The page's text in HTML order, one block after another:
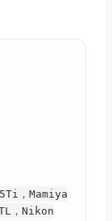
，Mamiya
，Nikon